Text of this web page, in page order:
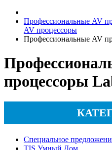
Профессиональные AV
AV процессоры
Профессиональные AV
процессоры
Специальное